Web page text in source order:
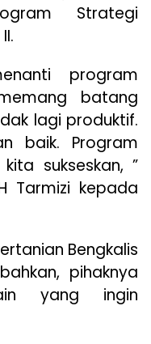
Strategi
program
batang
lagi produktif.
baik. Program
sukseskan, ”
Tarmizi kepada
Bengkalis
pihaknya
yang ingin